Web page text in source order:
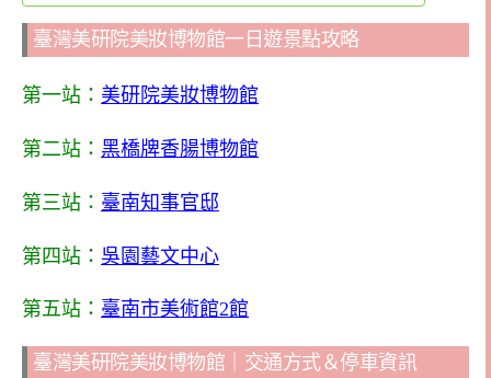
臺灣美研院美妝博物館一日遊景點攻略
第一站： 美研院美妝博物館
第二站： 黑橋牌香腸博物館
第三站： 臺南知事官邸
第四站： 吳園藝文中心
第五站： 臺南市美術館2館
臺灣美研院美妝博物館｜交通方式＆停車資訊